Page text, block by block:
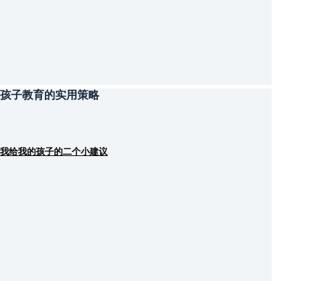
孩子教育的实用策略
我给我的孩子的二个小建议